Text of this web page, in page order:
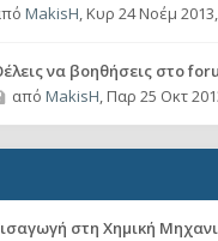
MakisH, Κυρ 24 Νοέμ
να βοηθήσεις στο
από MakisH, Παρ 25 Οκτ
στη Χημική